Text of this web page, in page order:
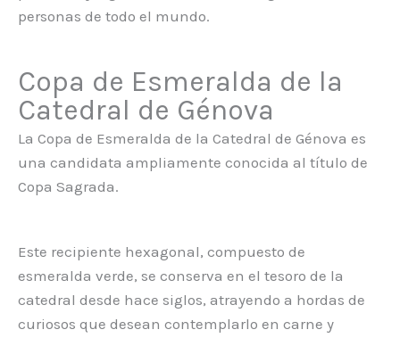
personas de todo el mundo.
Copa de Esmeralda de la
Catedral de Génova
La Copa de Esmeralda de la Catedral de Génova es
una candidata ampliamente conocida al título de
Copa Sagrada.
Este recipiente hexagonal, compuesto de
esmeralda verde, se conserva en el tesoro de la
catedral desde hace siglos, atrayendo a hordas de
curiosos que desean contemplarlo en carne y